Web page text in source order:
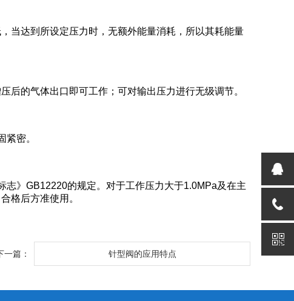
当达到所设定压力时，无额外能量消耗，所以其耗能量
的气体出口即可工作；可对输出压力进行无级调节。
密。
》GB12220的规定。对于工作压力大于1.0MPa及在主
格后方准使用。
一篇： 针型阀的应用特点